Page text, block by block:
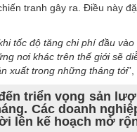
tranh gây ra. Điều này
tốc độ tăng chi phí đầu
nơi khác trên thế giới sẽ
xuất trong những tháng tới
triển vọng sản
Các doanh
lên kế hoạch mở